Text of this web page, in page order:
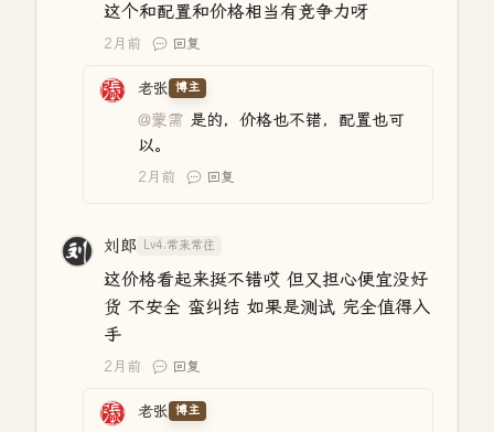
这个和配置和价格相当有竞争力呀
2月前 回复
老张 博主
@蒙需 是的，价格也不错，配置也可
以。
2月前 回复
刘郎 Lv4.常来常往
这价格看起来挺不错哎 但又担心便宜没好
货 不安全 蛮纠结 如果是测试 完全值得入
手
2月前 回复
老张 博主